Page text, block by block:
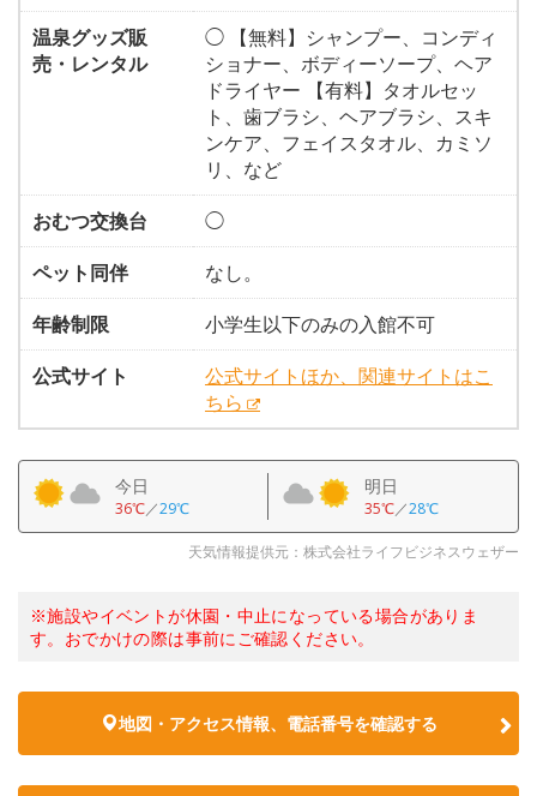
温泉グッズ販
売・レンタル
◯ 【無料】シャンプー、コンディ
ショナー、ボディーソープ、ヘア
ドライヤー 【有料】タオルセッ
ト、歯ブラシ、ヘアブラシ、スキ
ンケア、フェイスタオル、カミソ
リ、など
おむつ交換台
◯
ペット同伴
なし。
年齢制限
小学生以下のみの入館不可
公式サイト
公式サイトほか、関連サイトはこ
ちら
今日
36℃／29℃
明日
35℃／28℃
天気情報提供元：株式会社ライフビジネスウェザー
※施設やイベントが休園・中止になっている場合がありま
す。おでかけの際は事前にご確認ください。
地図・アクセス情報、電話番号を確認する